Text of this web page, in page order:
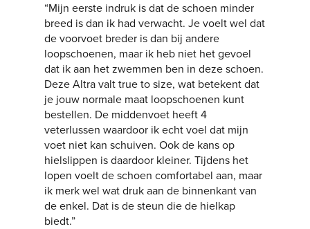
“Mijn eerste indruk is dat de schoen minder
breed is dan ik had verwacht. Je voelt wel dat
de voorvoet breder is dan bij andere
loopschoenen, maar ik heb niet het gevoel
dat ik aan het zwemmen ben in deze schoen.
Deze Altra valt true to size, wat betekent dat
je jouw normale maat loopschoenen kunt
bestellen. De middenvoet heeft 4
veterlussen waardoor ik echt voel dat mijn
voet niet kan schuiven. Ook de kans op
hielslippen is daardoor kleiner. Tijdens het
lopen voelt de schoen comfortabel aan, maar
ik merk wel wat druk aan de binnenkant van
de enkel. Dat is de steun die de hielkap
biedt.”